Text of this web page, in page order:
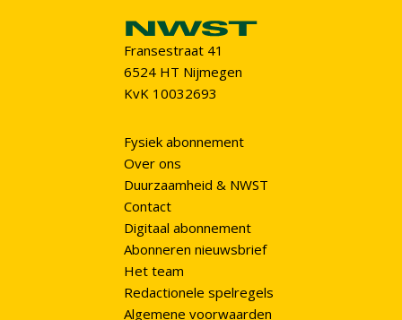
Fransestraat 41
6524 HT Nijmegen
KvK 10032693
Fysiek abonnement
Over ons
Duurzaamheid & NWST
Contact
Digitaal abonnement
Abonneren nieuwsbrief
Het team
Redactionele spelregels
Algemene voorwaarden